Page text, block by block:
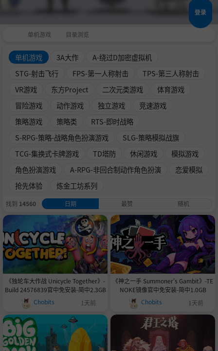
登录
单机游戏 目录浏览
单机游戏 3A大作
A-绕过D加密虚拟机
STG-射击飞行
FPS-第一人称射击
TPS-第三人称射击
VR游戏
东方Project 二次元类游戏
体育游戏
冒险游戏
动作游戏 独立游戏
竞速游戏
策略游戏
策略类
RTS-即时战略
S-RPG-策略-战略角色扮演游戏
SLG-策略模拟战旗
TCG-集换式卡牌游戏
TD塔防 休闲游戏
模拟游戏
角色扮演游戏
A-RPG-非回合制动作角色扮演
恋爱模拟
抢先体验
炼金工坊系列
找到 14560 日期 最赞 随机
《独轮车大作战 Unicycle Together》-
Build 24576839官中免安装-简中2.3GB
Chobits
1天前
《神之一手 Summoner's Gambit》-TE
NOKE镜像官中免安装-简中1.0GB
Chobits
1天前